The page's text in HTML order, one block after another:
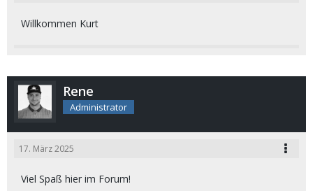
Willkommen Kurt
Rene
Administrator
17. März 2025
Viel Spaß hier im Forum!